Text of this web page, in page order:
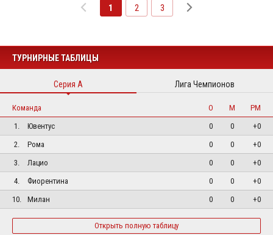
1 2 3
ТУРНИРНЫЕ ТАБЛИЦЫ
Серия А Лига Чемпионов
Команда О М
РМ
1.
Ювентус 0 0
+0
2.
Рома 0 0
+0
3.
Лацио 0 0
+0
4.
Фиорентина 0 0
+0
10.
Милан 0 0 +0
Открыть полную таблицу